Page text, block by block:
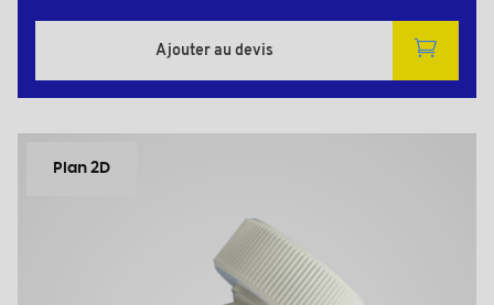
Ajouter au devis
Plan 2D